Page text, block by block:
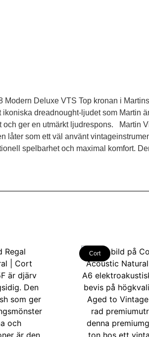
Deluxe VTS Top kronan i
dreadnought-ljudet som Martin
ger en utmärkt ljudrespons. Martin
låter som ett väl använt
spelbarhet och maximal komfort.
Cort